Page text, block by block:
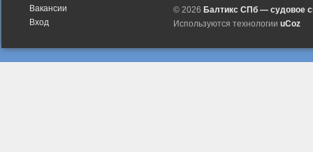
Вакансии
Вход
© 2026 Балтикс СПб — судовое
Используются технологии uCoz